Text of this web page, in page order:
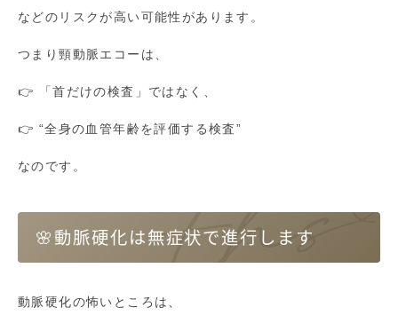
などのリスクが高い可能性があります。
つまり頸動脈エコーは、
👉 「首だけの検査」ではなく、
👉 “全身の血管年齢を評価する検査”
なのです。
🌸動脈硬化は無症状で進行します
動脈硬化の怖いところは、